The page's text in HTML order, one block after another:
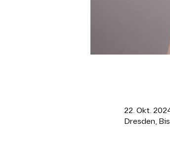
22. Okt.
Dresden,